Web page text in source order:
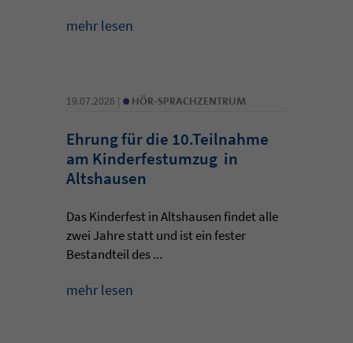
mehr lesen
19.07.2026 | • HÖR-SPRACHZENTRUM
Ehrung für die 10.Teilnahme
am Kinderfestumzug in
Altshausen
Das Kinderfest in Altshausen findet alle
zwei Jahre statt und ist ein fester
Bestandteil des ...
mehr lesen